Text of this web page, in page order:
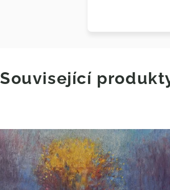
Související